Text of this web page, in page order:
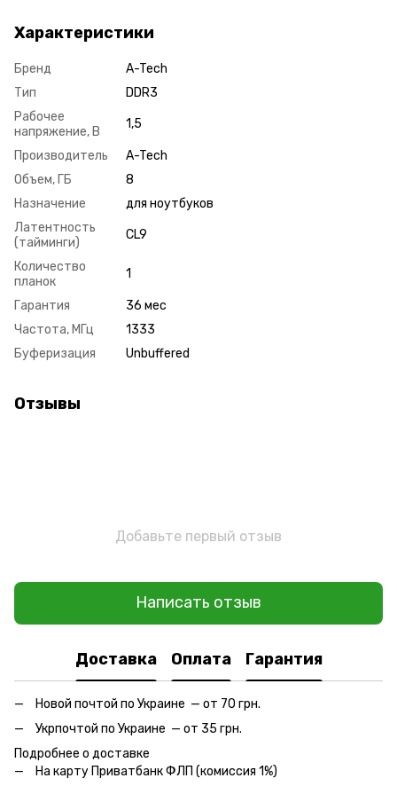
Характеристики
Бренд
A-Tech
Тип
DDR3
Рабочее
напряжение, В
1,5
Производитель
A-Tech
Объем, ГБ
8
Назначение
для ноутбуков
Латентность
(тайминги)
CL9
Количество
планок
1
Гарантия
36 мес
Частота, МГц
1333
Буферизация
Unbuffered
Отзывы
Добавьте первый отзыв
Написать отзыв
Доставка Оплата Гарантия
Новой почтой по Украине — от 70 грн.
Укрпочтой по Украине — от 35 грн.
Подробнее о доставке
На карту Приватбанк ФЛП (комиссия 1%)